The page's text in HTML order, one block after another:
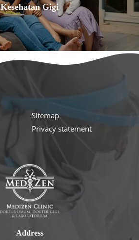
Kesehatan Gigi
Sitemap
Privacy statement
Address